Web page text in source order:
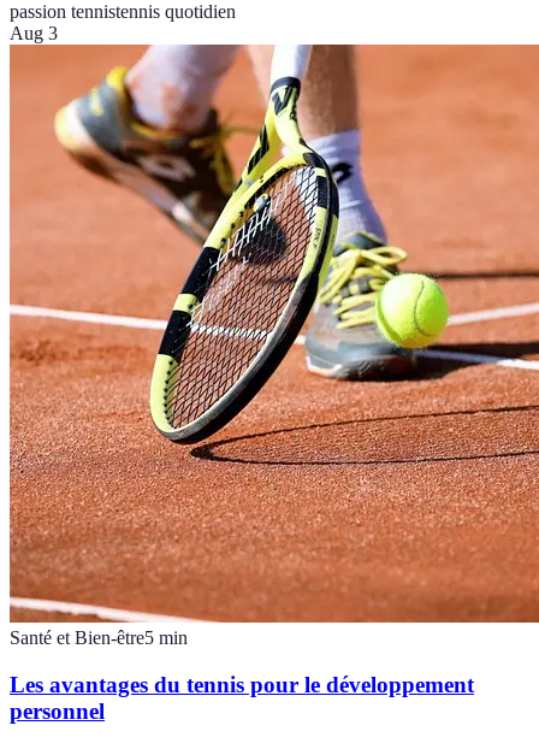
passion tennistennis quotidien
Aug 3
Santé et Bien-être5 min
Les avantages du tennis pour le développement
personnel